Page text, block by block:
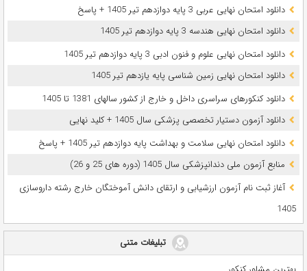
دانلود امتحان نهایی عربی 3 پایه دوازدهم تیر 1405 + پاسخ
دانلود امتحان نهایی هندسه 3 پایه دوازدهم تیر 1405
دانلود امتحان نهایی علوم و فنون ادبی 3 پایه دوازدهم تیر 1405
دانلود امتحان نهایی زمین شناسی پایه یازدهم تیر 1405
دانلود کنکورهای سراسری داخل و خارج از کشور سالهای 1381 تا 1405
دانلود آزمون دستیار تخصصی پزشکی سال 1405 + کلید نهایی
دانلود امتحان نهایی سلامت و بهداشت پایه دوازدهم تیر 1405 + پاسخ
ﻣﻨﺎﺑﻊ آزﻣﻮن ﻣﻠﯽ دندانپزشکی سال 1405 (دوره های 25 و 26)
آغاز ثبت نام آزمون‌ ارزشیابی و ارتقای دانش آموختگان خارج رشته داروسازی
1405
تبلیغات متنی